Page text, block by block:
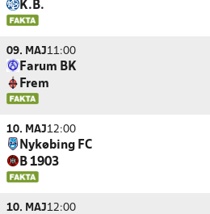
K.B.
09. MAJ11:00
Farum BK
Frem
10. MAJ12:00
Nykøbing FC
B 1903
10. MAJ12:00